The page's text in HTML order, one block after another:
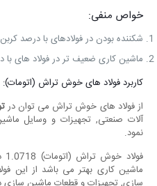
خواص منفی:
شکننده بودن در فولادهای با درصد کربن
ماشین کاری ضعیف تر در فولاد های با
کاربرد فولاد های خوش تراش (اتومات):
از فولاد های خوش تراش می توان در
آلات صنعتی, تجهیزات و وسایل
نمود.
ماشین کاری بهتر می باشد از این